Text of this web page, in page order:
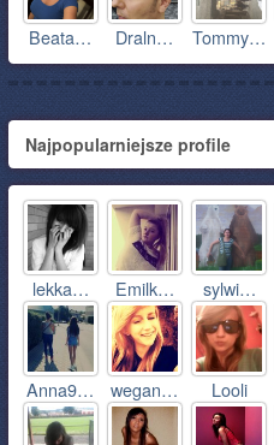
Beata… Draln… Tommy…
Najpopularniejsze profile
lekka… Emilk… sylwi…
Anna9… wegan… Looli